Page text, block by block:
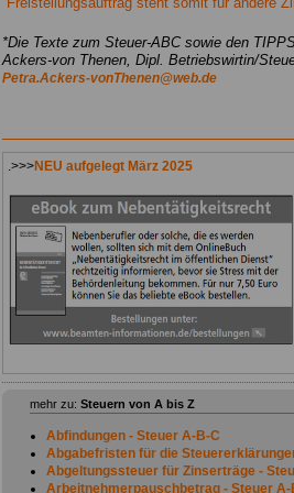
*Die Texte zum Steuer-ABC sowie den
Ackers-von Thenen, Dipl. Betriebswirtin/
Petra.Ackers-vonThenen@web.de
.>>>NEU aufgelegt März 2025
mehr zu: Steuern von A bis Z
Abfindungen - Steuer A-B-C
Abgabefristen für die
Abgeltungssteuer für Zinserträge -
Arbeitnehmerpauschbetrag - Steuer A-